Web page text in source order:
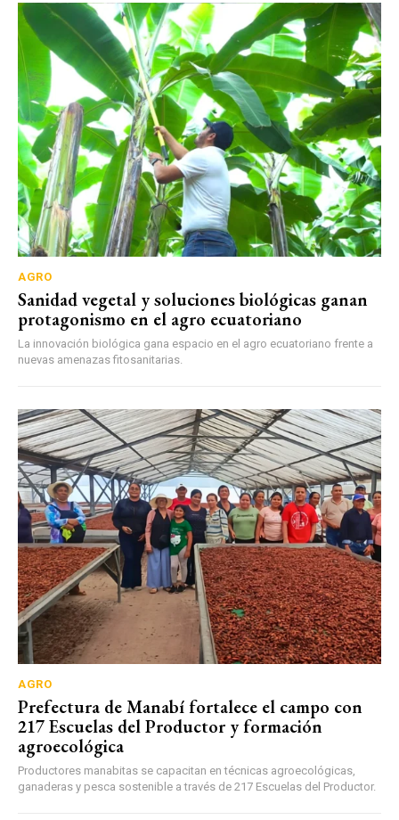
AGRO
Sanidad vegetal y soluciones biológicas ganan
protagonismo en el agro ecuatoriano
La innovación biológica gana espacio en el agro ecuatoriano frente a
nuevas amenazas fitosanitarias.
AGRO
Prefectura de Manabí fortalece el campo con
217 Escuelas del Productor y formación
agroecológica
Productores manabitas se capacitan en técnicas agroecológicas,
ganaderas y pesca sostenible a través de 217 Escuelas del Productor.